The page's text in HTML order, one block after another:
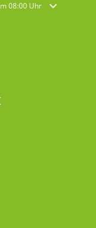
auszublenden
08:00 Uhr